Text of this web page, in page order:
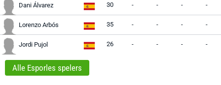
Dani Álvarez 30 - - - -
Lorenzo Arbós 35 - - - -
Jordi Pujol 26 - - - -
Alle Esporles spelers